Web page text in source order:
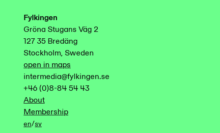
Fylkingen
Gröna Stugans Väg 2
127 35 Bredäng
Stockholm, Sweden
open in maps
intermedia@fylkingen.se
+46 (0)8-84 54 43
About
Membership
en/sv